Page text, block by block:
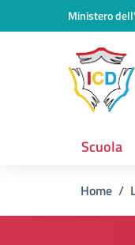
Vai ai contenuti
Vai al menu diMinistero
Scuola
Home